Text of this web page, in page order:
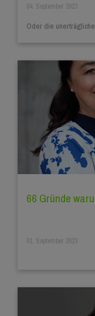
04. September 2023
Oder die
66 Gründe
01. September 2023